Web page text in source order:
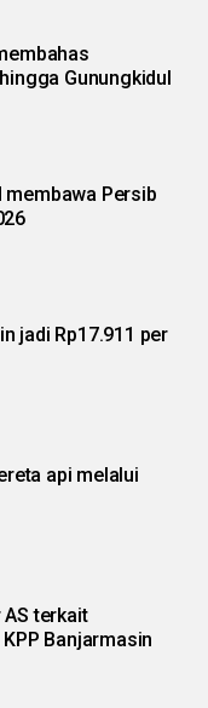
Gunungkidul
membawa Persib
jadi Rp17.911 per
api melalui
AS terkait
Banjarmasin